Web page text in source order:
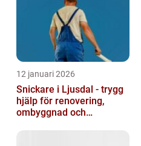
12 januari 2026
Snickare i Ljusdal - trygg
hjälp för renovering,
ombyggnad och